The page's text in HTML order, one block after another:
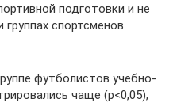
подготовки и не
спортсменов
футболистов учебно-
чаще (p<0,05),